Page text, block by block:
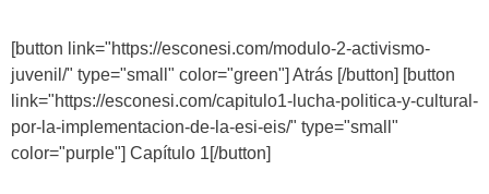
[button link="https://esconesi.com/modulo-2-activismo-
juvenil/" type="small" color="green"] Atrás [/button] [button
link="https://esconesi.com/capitulo1-lucha-politica-y-cultural-
por-la-implementacion-de-la-esi-eis/" type="small"
color="purple"] Capítulo 1[/button]